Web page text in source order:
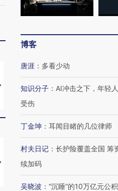
视线｜HYROX的吸金
心“花钱找虐”？
马航飞行员跨
【推广】走进第四届链博
博客
唐涯 ： 多看少动
知识分子 ： AI冲击之下，年轻
受伤
丁金坤 ： 耳闻目睹的几位律师
村夫日记 ： 长护险覆盖全国 筹
续加码
吴晓波 ： “沉睡”的10万亿元公